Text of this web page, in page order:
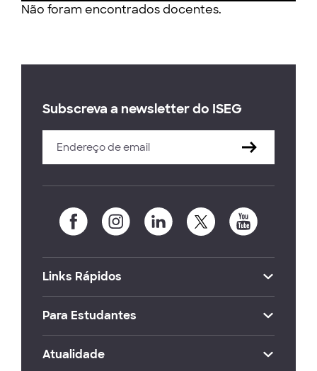
Não foram encontrados docentes.
Subscreva a newsletter do ISEG
Links Rápidos
Para Estudantes
Atualidade